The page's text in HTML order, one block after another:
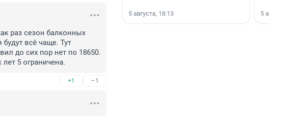
раз сезон балконных
всё чаще. Тут
до сих пор нет по 18650.
5 ограничена.
+1 –1
5 августа, 18:13 5